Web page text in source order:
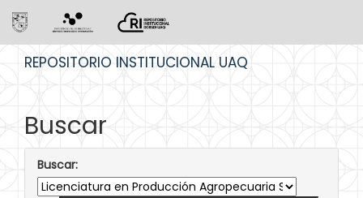
REPOSITORIO INSTITUCIONAL UAQ
Buscar
Buscar: